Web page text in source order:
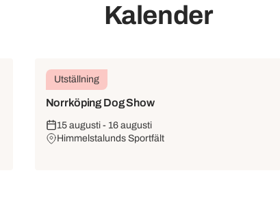
Kalender
Utställning
Norrköping Dog Show
15 augusti - 16 augusti
Himmelstalunds Sportfält